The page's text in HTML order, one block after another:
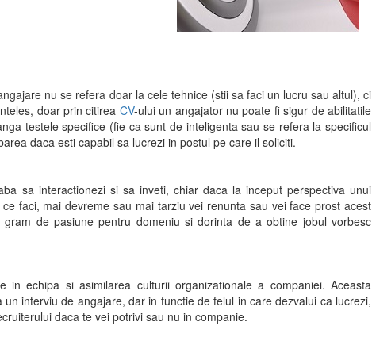
nu se refera doar la cele tehnice (stii sa faci un lucru sau altul), ci
doar prin citirea CV-ului un angajator nu poate fi sigur de abilitatile
testele specifice (fie ca sunt de inteligenta sau se refera la specificul
daca esti capabil sa lucrezi in postul pe care il soliciti.
sa interactionezi si sa inveti, chiar daca la inceput perspectiva unui
faci, mai devreme sau mai tarziu vei renunta sau vei face prost acest
de pasiune pentru domeniu si dorinta de a obtine jobul vorbesc
echipa si asimilarea culturii organizationale a companiei. Aceasta
interviu de angajare, dar in functie de felul in care dezvalui ca lucrezi,
daca te vei potrivi sau nu in companie.